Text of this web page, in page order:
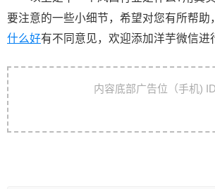
要注意的一些小细节，希望对您有所帮助
什么好有不同意见，欢迎添加洋芋微信进
文
章
导
航
内容底部广告位（手机)